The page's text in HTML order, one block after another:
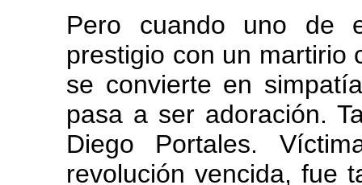
Pero cuando uno de
prestigio con un martirio
se convierte en
pasa a ser adoración.
Diego Portales.
revolución vencida, fue